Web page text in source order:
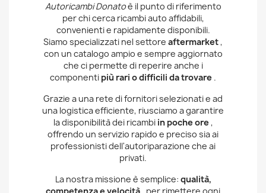
Autoricambi Donatoè il punto di riferimento
per chi cerca ricambi auto affidabili,
convenienti e rapidamente disponibili.
Siamo specializzati nel settore aftermarket,
con un catalogo ampio e sempre aggiornato
che ci permette di reperire anche i
componenti più rari o difficili da trovare .
Grazie a una rete di fornitori selezionati e ad
una logistica efficiente, riusciamo a garantire
la disponibilità dei ricambi in poche ore ,
offrendo un servizio rapido e preciso sia ai
professionisti dell'autoriparazione che ai
privati.
La nostra missione è semplice: qualità,